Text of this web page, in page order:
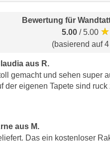
Bewertung für
5.00 / 5.00
(basierend auf
aus R.
gemacht und sehen super
der eigenen Tapete sind
aus M.
Das ein kostenloser